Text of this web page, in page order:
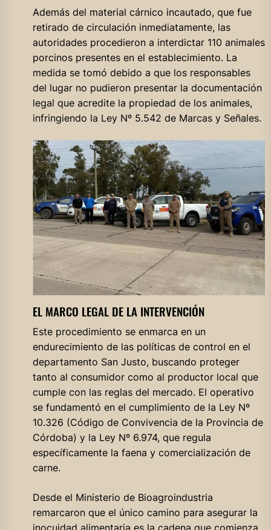
Además del material cárnico incautado, que fue
retirado de circulación inmediatamente, las
autoridades procedieron a interdictar 110 animales
porcinos presentes en el establecimiento. La
medida se tomó debido a que los responsables
del lugar no pudieron presentar la documentación
legal que acredite la propiedad de los animales,
infringiendo la Ley Nº 5.542 de Marcas y Señales.
EL MARCO LEGAL DE LA INTERVENCIÓN
Este procedimiento se enmarca en un
endurecimiento de las políticas de control en el
departamento San Justo, buscando proteger
tanto al consumidor como al productor local que
cumple con las reglas del mercado. El operativo
se fundamentó en el cumplimiento de la Ley Nº
10.326 (Código de Convivencia de la Provincia de
Córdoba) y la Ley Nº 6.974, que regula
específicamente la faena y comercialización de
carne.
Desde el Ministerio de Bioagroindustria
remarcaron que el único camino para asegurar la
inocuidad alimentaria es la cadena que comienza